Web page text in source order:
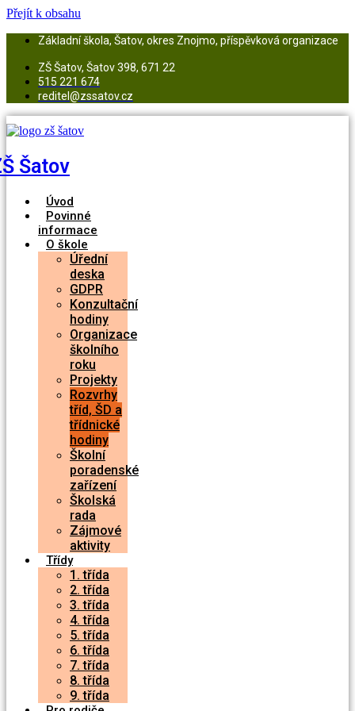
Přejít k obsahu
Základní škola, Šatov, okres Znojmo, příspěvková organizace
ZŠ Šatov, Šatov 398, 671 22
515 221 674
reditel@zssatov.cz
Šatov
Úvod
Povinné
informace
O škole
Úřední
deska
GDPR
Konzultační
hodiny
Organizace
školního
roku
Projekty
Rozvrhy
tříd, ŠD a
třídnické
hodiny
Školní
poradenské
zařízení
Školská
rada
Zájmové
aktivity
Třídy
1. třída
2. třída
3. třída
4. třída
5. třída
6. třída
7. třída
8. třída
9. třída